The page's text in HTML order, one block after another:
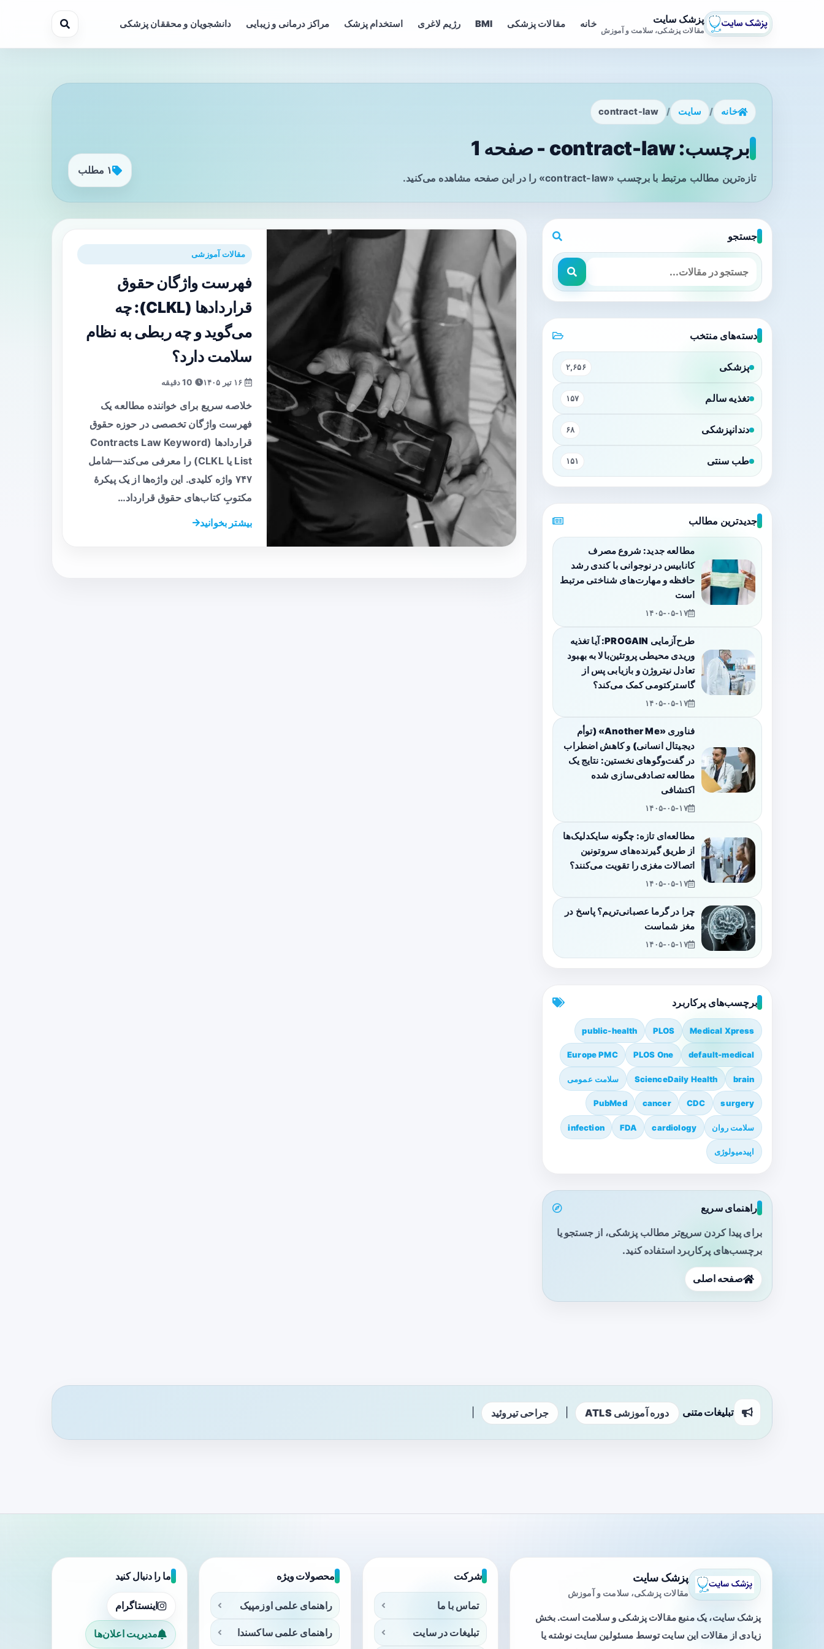
پزشک سایت
مقالات پزشکی، سلامت و آموزش
خانه مقالات پزشکی BMI رژیم لاغری استخدام پزشک مراکز درمانی و زیبایی دانشجویان و محققان پزشکی
خانه / سایت /
contract-law
برچسب: contract-law - صفحه 1
تازه‌ترین مطالب مرتبط با برچسب «contract-law» را در این صفحه مشاهده می‌کنید.
۱ مطلب
مقالات آموزشی
فهرست واژگان حقوق
قراردادها (CLKL): چه
می‌گوید و چه ربطی به نظام
سلامت دارد؟
خلاصه سریع برای خواننده مطالعه یک
فهرست واژگان تخصصی در حوزه حقوق
قراردادها (Contracts Law Keyword
List یا CLKL) را معرفی می‌کند—شامل
۷۴۷ واژه کلیدی. این واژه‌ها از یک پیکرهٔ
مکتوبِ کتاب‌های حقوق قرارداد…
بیشتر بخوانید
جستجو
دسته‌های منتخب
پزشکی ۲,۶۵۶
تغذیه سالم ۱۵۷
دندانپزشکی ۶۸
طب سنتی ۱۵۱
جدیدترین مطالب
مطالعه جدید: شروع مصرف
کانابیس در نوجوانی با کندی رشد
حافظه و مهارت‌های شناختی مرتبط
است
۱۴۰۵-۰۵-۱۷
طرح‌آزمایی PROGAIN: آیا تغذیه
وریدی محیطی پروتئین‌بالا به بهبود
تعادل نیتروژن و بازیابی پس از
گاسترکتومی کمک می‌کند؟
۱۴۰۵-۰۵-۱۷
فناوری «Another Me» (توأم
دیجیتال انسانی) و کاهش اضطراب
در گفت‌وگوهای نخستین: نتایج یک
مطالعه تصادفی‌سازی شده
اکتشافی
۱۴۰۵-۰۵-۱۷
مطالعه‌ای تازه: چگونه سایکدلیک‌ها
از طریق گیرنده‌های سروتونین
اتصالات مغزی را تقویت می‌کنند؟
۱۴۰۵-۰۵-۱۷
چرا در گرما عصبانی‌تریم؟ پاسخ در
مغز شماست
۱۴۰۵-۰۵-۱۷
برچسب‌های پرکاربرد
Medical Xpress
PLOS
public-health
default-medical
PLOS One
Europe PMC
brain
ScienceDaily Health سلامت عمومی
surgery
CDC
cancer
PubMed
سلامت روان cardiology
FDA
infection
اپیدمیولوژی
راهنمای سریع
برای پیدا کردن سریع‌تر مطالب پزشکی، از جستجو یا
برچسب‌های پرکاربرد استفاده کنید.
صفحه اصلی
تبلیغات متنی دوره آموزشی ATLS جراحی تیروئید
پزشک سایت
مقالات پزشکی، سلامت و آموزش
پزشک سایت، یک منبع مقالات پزشکی و سلامت است. بخش
زیادی از مقالات این سایت توسط مسئولین سایت نوشته یا
شرکت
تماس با ما
تبلیغات در سایت
محصولات ویژه
راهنمای علمی اوزمپیک
راهنمای علمی ساکسندا
ما را دنبال کنید
اینستاگرام
مدیریت اعلان‌ها